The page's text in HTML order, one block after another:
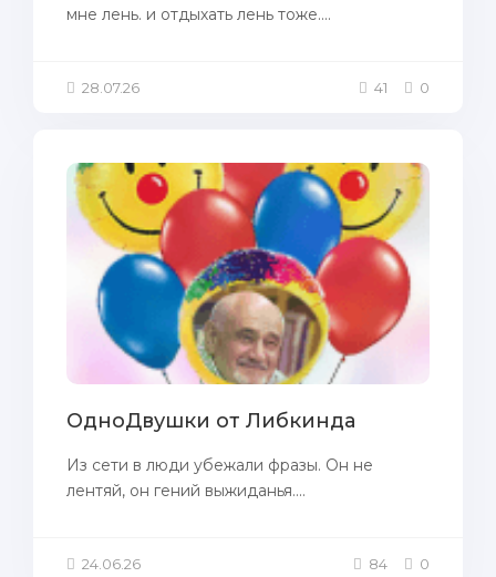
мне лень. и отдыхать лень тоже....
28.07.26 41 0
ОдноДвушки от Либкинда
Из сети в люди убежали фразы. Он не
лентяй, он гений выжиданья....
24.06.26 84 0